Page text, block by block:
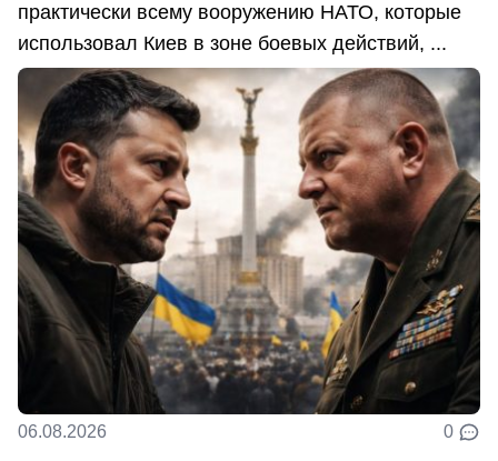
практически всему вооружению НАТО, которые
использовал Киев в зоне боевых действий, ...
06.08.2026 0